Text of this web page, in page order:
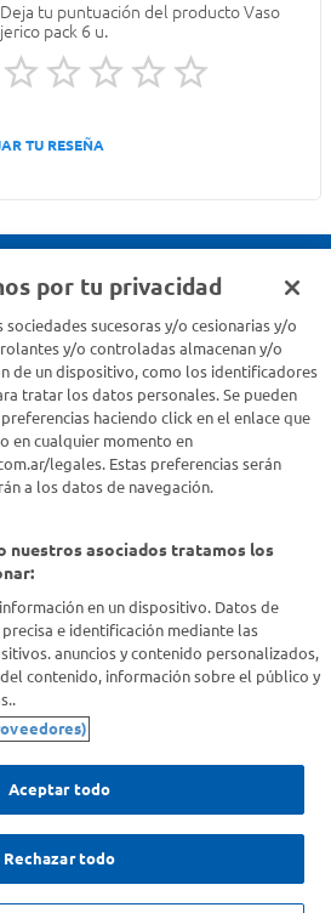
Deja tu puntuación del productoVaso
jerico pack 6 u.
TU RESEÑA
con nosotros acá
por tu privacidad
sociedades sucesoras y/o cesionarias y/o
y/o controladas almacenan y/o
de un dispositivo, como los identificadores
tratar los datos personales. Se pueden
haciendo click en el enlace que
en cualquier momento en
legales. Estas preferencias serán
a los datos de navegación.
nuestros asociados tratamos los
en un dispositivo. Datos de
e identificación mediante las
anuncios y contenido personalizados,
contenido, información sobre el público y
Aceptar todo
Rechazar todo